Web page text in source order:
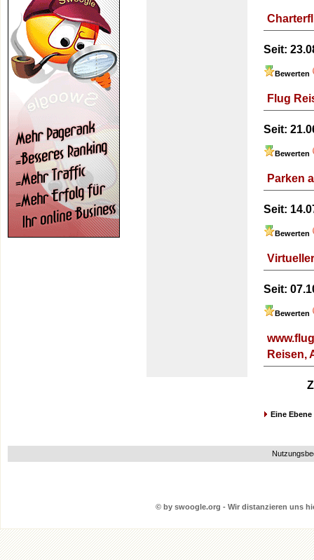
Seit:
Bewerten
Flug
Seit:
Bewerten
Parken
Seit:
Bewerten
Seit:
Bewerten
Reisen,
Eine
© by swoogle.org - Wir distanzieren uns